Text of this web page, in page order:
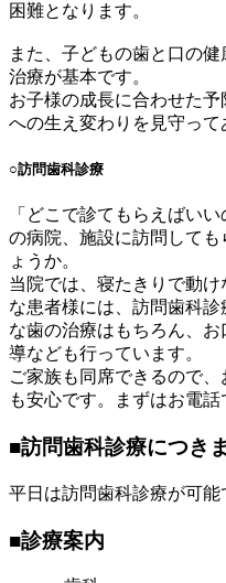
困難となります。
また、子どもの歯と口の
治療が基本です。
お子様の成長に合わせた
への生え変わりを見守って
○訪問歯科診療
「どこで診てもらえばい
の病院、施設に訪問して
ょうか。
当院では、寝たきりで動
な患者様には、訪問歯科
な歯の治療はもちろん、
導なども行っています。
ご家族も同席できるので
も安心です。まずはお電話
■訪問歯科診療につき
平日は訪問歯科診療が可能
■診療案内